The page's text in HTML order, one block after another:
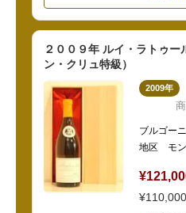
２００９年 ルイ・ラトゥー
ン・クリュ特級）
2009年
ブルゴー
地区 モン
¥110,000